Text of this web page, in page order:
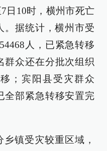
日10时，横州市死亡
。据统计，横州市受
人，已紧急转移
群众还在分批次组织
；宾阳县受灾群众
全部紧急转移安置完
镇受灾较重区域，